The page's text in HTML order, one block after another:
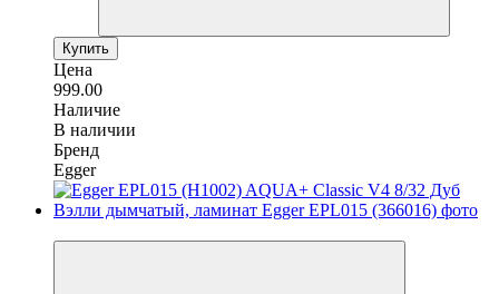
Купить
Цена
999.00
Наличие
В наличии
Бренд
Egger